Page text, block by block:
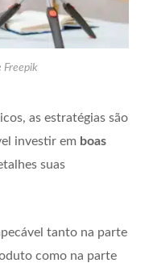
Freepik
as estratégias são
investir em boas
suas
tanto na parte
como na parte